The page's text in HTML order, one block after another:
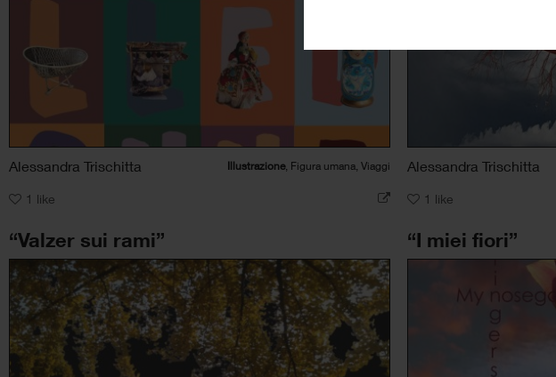
Alessandra Trischitta Illustrazione, Figura umana, Viaggi
1 like
Alessandra Trischitta
1 like
“Valzer sui rami” “I miei fiori”